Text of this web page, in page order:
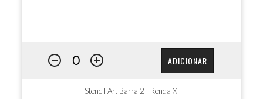
ADICIONAR
Stencil Art Barra 2 - Renda XI